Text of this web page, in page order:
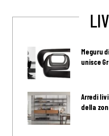
Meguru
unisce
Arredi
della